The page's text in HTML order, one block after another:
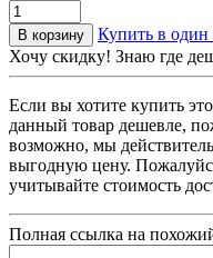
В корзину
Купить в один
Хочу скидку! Знаю где
Если вы хотите купить
данный товар дешевле,
возможно, мы
выгодную цену.
учитывайте стоимость
Полная ссылка на